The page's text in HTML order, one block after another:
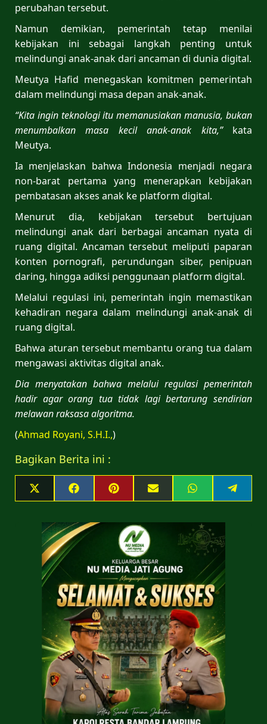
perubahan tersebut.
Namun demikian, pemerintah tetap menilai
kebijakan ini sebagai langkah penting untuk
melindungi anak-anak dari ancaman di dunia digital.
Meutya Hafid menegaskan komitmen pemerintah
dalam melindungi masa depan anak-anak.
“Kita ingin teknologi itu memanusiakan manusia, bukan
menumbalkan masa kecil anak-anak kita,”kata
Meutya.
Ia menjelaskan bahwa Indonesia menjadi negara
non-barat pertama yang menerapkan kebijakan
pembatasan akses anak ke platform digital.
Menurut dia, kebijakan tersebut bertujuan
melindungi anak dari berbagai ancaman nyata di
ruang digital. Ancaman tersebut meliputi paparan
konten pornografi, perundungan siber, penipuan
daring, hingga adiksi penggunaan platform digital.
Melalui regulasi ini, pemerintah ingin memastikan
kehadiran negara dalam melindungi anak-anak di
ruang digital.
Bahwa aturan tersebut membantu orang tua dalam
mengawasi aktivitas digital anak.
Dia menyatakan bahwa melalui regulasi pemerintah
hadir agar orang tua tidak lagi bertarung sendirian
melawan raksasa algoritma.
(Ahmad Royani, S.H.I.,)
Bagikan Berita ini :